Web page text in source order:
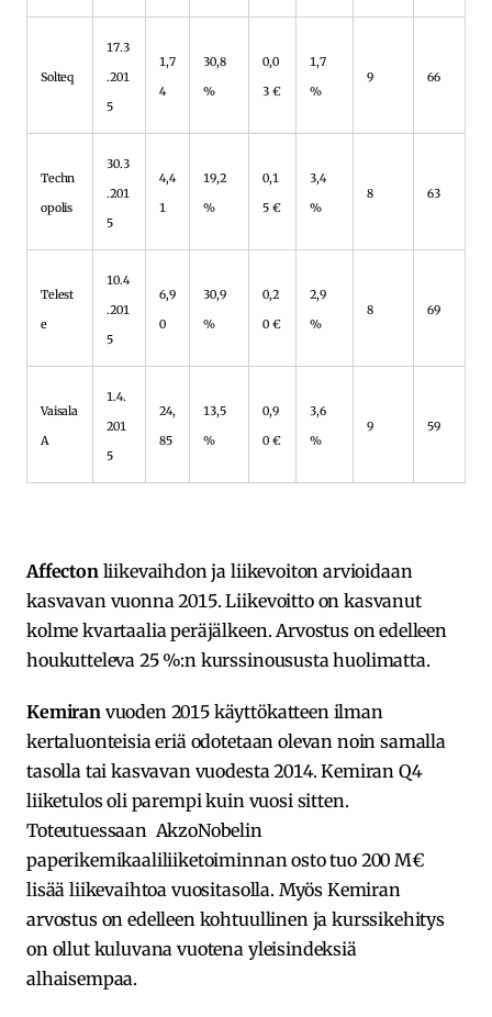
Solteq
17.3
.201
5
1,7
4
30,8
%
0,0
3 €
1,7
%
9 66
Techn
opolis
30.3
.201
5
4,4
1
19,2
%
0,1
5 €
3,4
%
8 63
Telest
e
10.4
.201
5
6,9
0
30,9
%
0,2
0 €
2,9
%
8 69
Vaisala
A
1.4.
201
5
24,
85
13,5
%
0,9
0 €
3,6
%
9 59
Affecton liikevaihdon ja liikevoiton arvioidaan
kasvavan vuonna 2015. Liikevoitto on kasvanut
kolme kvartaalia peräjälkeen. Arvostus on edelleen
houkutteleva 25 %:n kurssinoususta huolimatta.
Kemiranvuoden 2015 käyttökatteen ilman
kertaluonteisia eriä odotetaan olevan noin samalla
tasolla tai kasvavan vuodesta 2014. Kemiran Q4
liiketulos oli parempi kuin vuosi sitten.
Toteutuessaan AkzoNobelin
paperikemikaaliliiketoiminnan osto tuo 200 M€
lisää liikevaihtoa vuositasolla. Myös Kemiran
arvostus on edelleen kohtuullinen ja kurssikehitys
on ollut kuluvana vuotena yleisindeksiä
alhaisempaa.